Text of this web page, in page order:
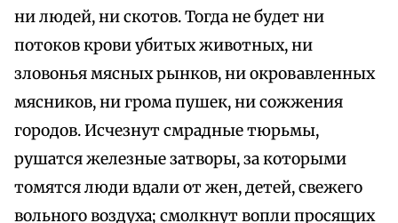
ни людей, ни скотов. Тогда не будет ни
потоков крови убитых животных, ни
зловонья мясных рынков, ни окровавленных
мясников, ни грома пушек, ни сожжения
городов. Исчезнут смрадные тюрьмы,
рушатся железные затворы, за которыми
томятся люди вдали от жен, детей, свежего
вольного воздуха; смолкнут вопли просящих